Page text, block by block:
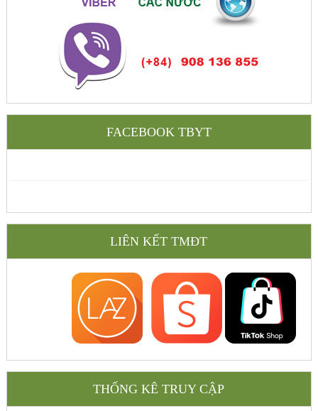
FACEBOOK TBYT
LIÊN KẾT TMĐT
THỐNG KÊ TRUY CẬP